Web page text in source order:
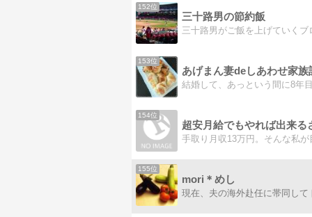
152位
三十路男の節約飯
153位
あげまん妻deしあわせ家族
154位
155位
mori＊めし